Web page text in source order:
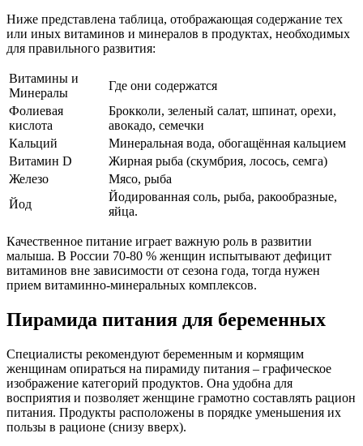
Ниже представлена таблица, отображающая содержание тех
или иных витаминов и минералов в продуктах, необходимых
для правильного развития:
Витамины и
Минералы
Где они содержатся
Фолиевая
кислота
Брокколи, зеленый салат, шпинат, орехи,
авокадо, семечки
Кальций
Минеральная вода, обогащённая кальцием
Витамин D
Жирная рыба (скумбрия, лосось, семга)
Железо
Мясо, рыба
Йод
Йодированная соль, рыба, ракообразные,
яйца.
Качественное питание играет важную роль в развитии
малыша. В России 70-80 % женщин испытывают дефицит
витаминов вне зависимости от сезона года, тогда нужен
прием витаминно-минеральных комплексов.
Пирамида питания для беременных
Специалисты рекомендуют беременным и кормящим
женщинам опираться на пирамиду питания – графическое
изображение категорий продуктов. Она удобна для
восприятия и позволяет женщине грамотно составлять рацион
питания. Продукты расположены в порядке уменьшения их
пользы в рационе (снизу вверх).